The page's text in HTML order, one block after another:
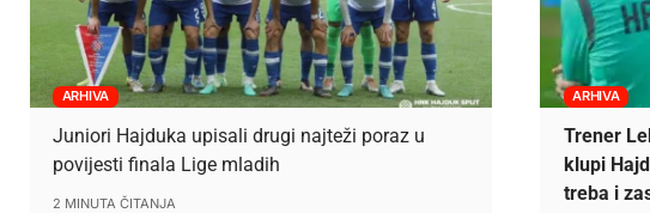
ARHIVA
Juniori Hajduka upisali drugi najteži poraz u
povijesti finala Lige mladih
2 MINUTA ČITANJA
ARHIVA
Trener
klupi
treba i